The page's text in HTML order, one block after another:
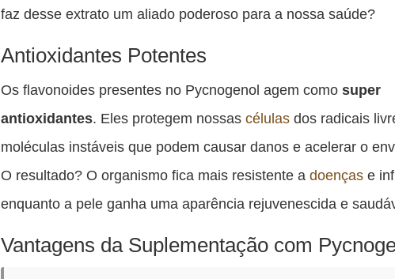
faz desse extrato um aliado poderoso para a nossa saúde?
Antioxidantes Potentes
Os flavonoides presentes no Pycnogenol agem comosuper
antioxidantes. Eles protegem nossascélulas dos radicais
moléculas instáveis que podem causar danos e acelerar o
O resultado? O organismo fica mais resistente adoenças e
enquanto a pele ganha uma aparência rejuvenescida e
Vantagens da Suplementação com